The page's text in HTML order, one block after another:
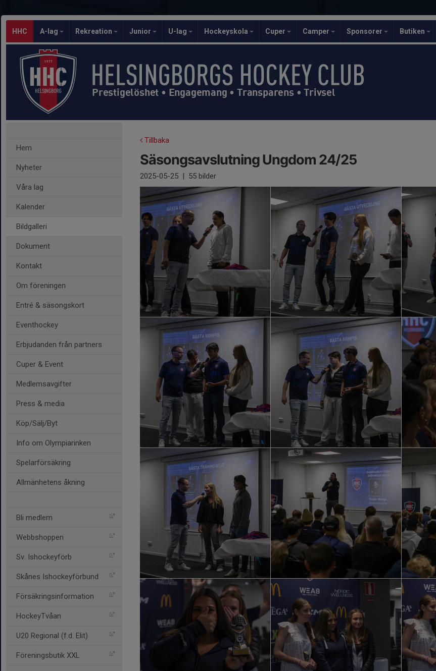
HHC A-lag Rekreation Junior U-lag Hockeyskola Cuper Camper Sponsorer Butiken
Prestigelöshet • Engagemang • Transparens • Trivsel
Hem
Nyheter
Våra lag
Kalender
Bildgalleri
Dokument
Kontakt
Om föreningen
Entré & säsongskort
Eventhockey
Erbjudanden från partners
Cuper & Event
Medlemsavgifter
Press & media
Köp/Sälj/Byt
Info om Olympiarinken
Spelarförsäkring
Allmänhetens åkning
Bli medlem
Webbshoppen
Sv. Ishockeyförb
Skånes Ishockeyförbund
Försäkringsinformation
HockeyTvåan
U20 Regional (f.d. Elit)
Föreningsbutik XXL
Tillbaka
Säsongsavslutning Ungdom 24/25
2025-05-25 | 55 bilder